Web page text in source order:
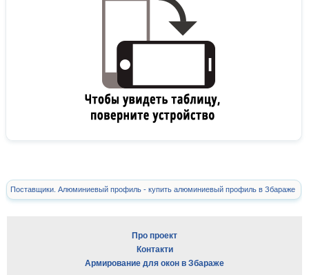
Поставщики. Алюминиевый профиль - купить алюминиевый профиль в Збараже
Про проект
Контакти
Армирование для окон в Збараже